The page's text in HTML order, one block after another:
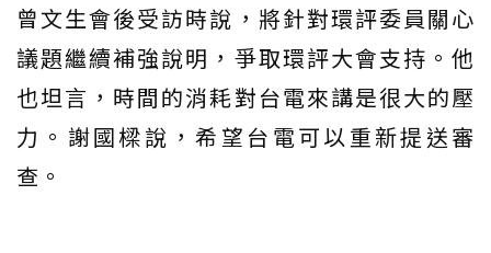
曾文生會後受訪時說，將針對環評委員關心
議題繼續補強說明，爭取環評大會支持。他
也坦言，時間的消耗對台電來講是很大的壓
力。謝國樑說，希望台電可以重新提送審
查。